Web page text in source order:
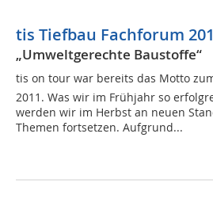
tis Tiefbau Fachforum
„Umweltgerechte Baustoffe“
tis on tour war bereits das Motto
2011. Was wir im Frühjahr so
werden wir im Herbst an neuen
Themen fortsetzen. Aufgrund...